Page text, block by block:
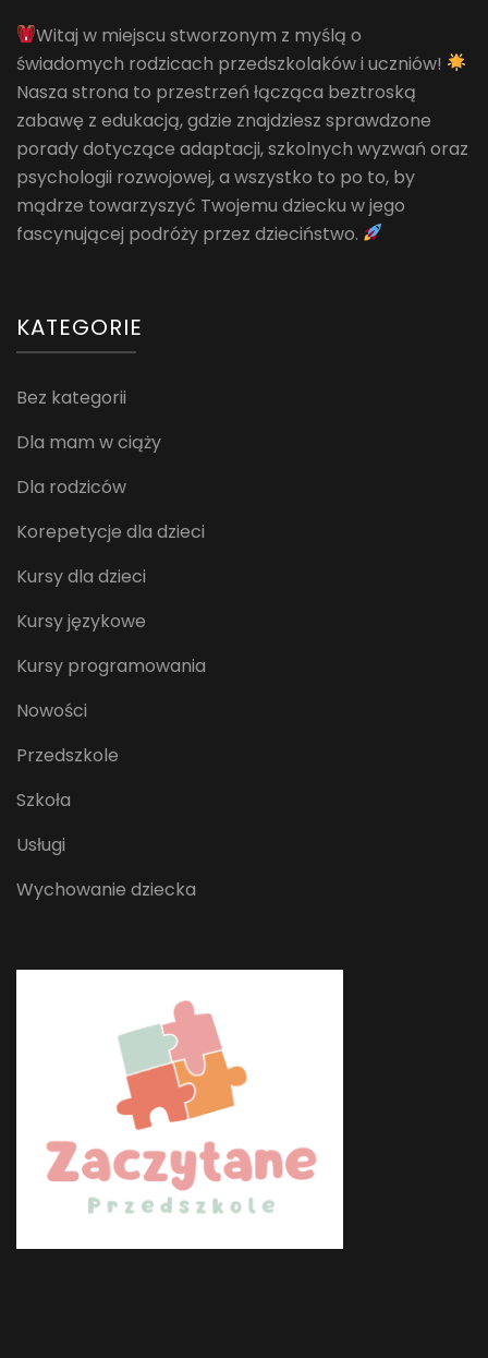
Witaj w miejscu stworzonym z myślą o
świadomych rodzicach przedszkolaków i uczniów!
Nasza strona to przestrzeń łącząca beztroską
zabawę z edukacją, gdzie znajdziesz sprawdzone
porady dotyczące adaptacji, szkolnych wyzwań oraz
psychologii rozwojowej, a wszystko to po to, by
mądrze towarzyszyć Twojemu dziecku w jego
fascynującej podróży przez dzieciństwo.
KATEGORIE
Bez kategorii
Dla mam w ciąży
Dla rodziców
Korepetycje dla dzieci
Kursy dla dzieci
Kursy językowe
Kursy programowania
Nowości
Przedszkole
Szkoła
Usługi
Wychowanie dziecka